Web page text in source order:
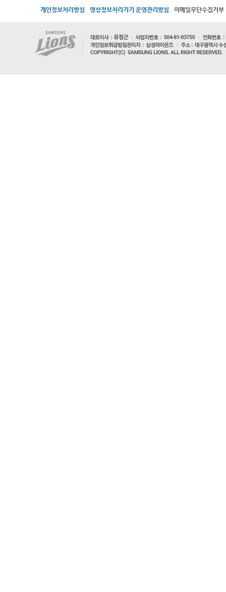
개인정보처리방침 영상정보처리기기 운영관리방침 이메일무단수집거부